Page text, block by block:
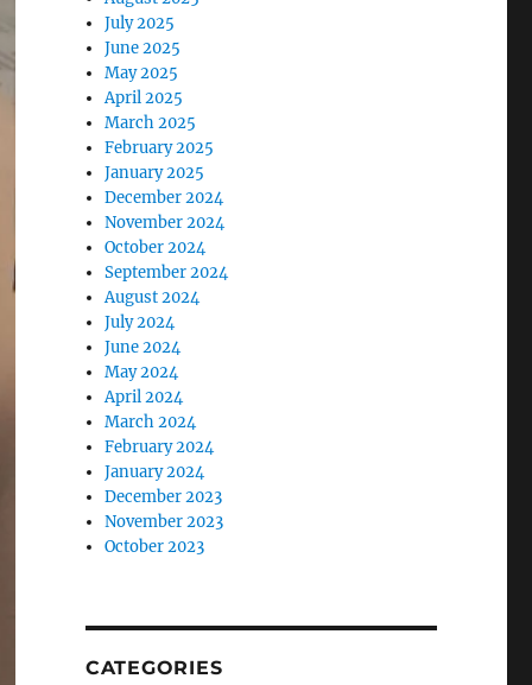
July 2025
June 2025
May 2025
April 2025
March 2025
February 2025
January 2025
December 2024
November 2024
October 2024
September 2024
August 2024
July 2024
June 2024
May 2024
April 2024
March 2024
February 2024
January 2024
December 2023
November 2023
October 2023
CATEGORIES